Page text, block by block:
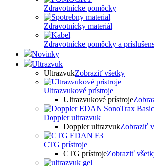
Zdravotnícke pomôcky
Zdravotnícky materiál
Zdravotnícke pomôcky a
Novinky
Ultrazvuk
UltrazvukZobraziť všetky
Ultrazvukové prístroje
Ultrazvukové prístroje
Doppler ultrazvuk
Doppler ultrazvukZobraziť
CTG prístroje
CTG prístrojeZobraziť